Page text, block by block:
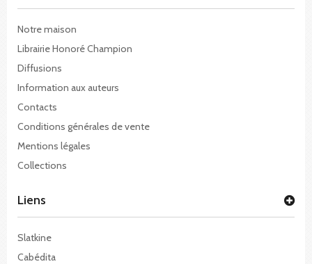
Notre maison
Librairie Honoré Champion
Diffusions
Information aux auteurs
Contacts
Conditions générales de vente
Mentions légales
Collections
Liens
Slatkine
Cabédita